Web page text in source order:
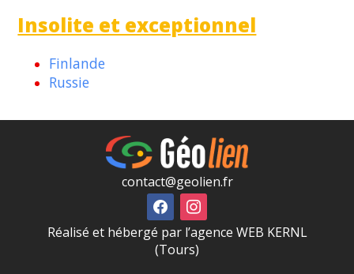
Insolite et exceptionnel
Finlande
Russie
contact@geolien.fr
Réalisé et hébergé par l’agence WEB KERNL
(Tours)